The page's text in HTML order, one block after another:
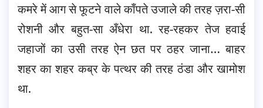
कमरे में आग से फूटने वाले काँपते उजाले की तरह ज़रा-सी
रोशनी और बहुत-सा अँधेरा था. रह-रहकर तेज हवाई
जहाजों का उसी तरह ऐन छत पर ठहर जाना… बाहर
शहर का शहर कब्र के पत्थर की तरह ठंडा और खामोश
था.